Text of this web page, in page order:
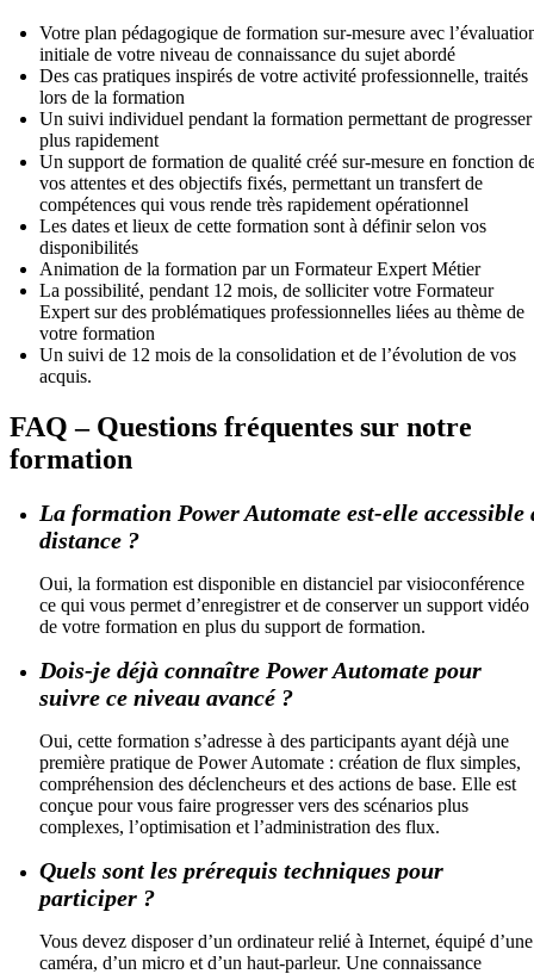
Votre plan pédagogique de formation sur-mesure avec
initiale de votre niveau de connaissance du sujet abordé
Des cas pratiques inspirés de votre activité professionnelle, traités
lors de la formation
Un suivi individuel pendant la formation permettant de progresser
plus rapidement
Un support de formation de qualité créé sur-mesure en fonction
vos attentes et des objectifs fixés, permettant un transfert de
compétences qui vous rende très rapidement opérationnel
Les dates et lieux de cette formation sont à définir selon vos
disponibilités
Animation de la formation par un Formateur Expert Métier
La possibilité, pendant 12 mois, de solliciter votre Formateur
Expert sur des problématiques professionnelles liées au thème de
votre formation
Un suivi de 12 mois de la consolidation et de l’évolution de vos
acquis.
FAQ – Questions fréquentes sur notre
formation
La formation Power Automate est-elle accessible
distance ?
Oui, la formation est disponible en distanciel par visioconférence
ce qui vous permet d’enregistrer et de conserver un support vidéo
de votre formation en plus du support de formation.
Dois-je déjà connaître Power Automate pour
suivre ce niveau avancé ?
Oui, cette formation s’adresse à des participants ayant déjà une
première pratique de Power Automate : création de flux simples,
compréhension des déclencheurs et des actions de base. Elle est
conçue pour vous faire progresser vers des scénarios plus
complexes, l’optimisation et l’administration des flux.
Quels sont les prérequis techniques pour
participer ?
Vous devez disposer d’un ordinateur relié à Internet, équipé d’une
caméra, d’un micro et d’un haut-parleur. Une connaissance